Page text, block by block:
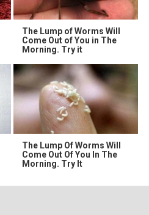
The Lump of Worms Will
Come Out of You in The
Morning. Try it
The Lump Of Worms Will
Come Out Of You In The
Morning. Try It